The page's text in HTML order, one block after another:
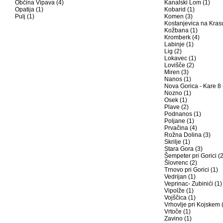
Občina Vipava (4)
Opatija (1)
Pulj (1)
Kanalski Lom (1)
Kobarid (1)
Komen (3)
Kostanjevica na
Kožbana (1)
Kromberk (4)
Labinje (1)
Lig (2)
Lokavec (1)
Lovišče (2)
Miren (3)
Nanos (1)
Nova Gorica - Kare 8
Nozno (1)
Osek (1)
Plave (2)
Podnanos (1)
Poljane (1)
Prvačina (4)
Rožna Dolina (3)
Skrilje (1)
Stara Gora (3)
Šempeter pri Gorici
Šlovrenc (2)
Trnovo pri Gorici (1)
Vedrijan (1)
Veprinac- Zubinići (1)
Vipolže (1)
Vojščica (1)
Vrhovlje pri Kojskem
Vrtoče (1)
Zavino (1)